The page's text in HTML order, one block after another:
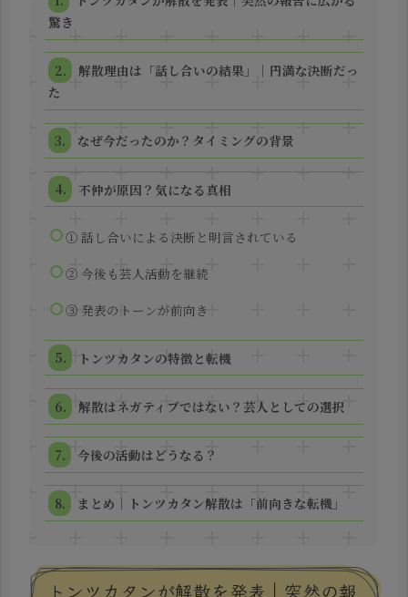
驚き
解散理由は「話し合いの結果」｜円満な決断だっ
た
なぜ今だったのか？タイミングの背景
不仲が原因？気になる真相
① 話し合いによる決断と明言されている
② 今後も芸人活動を継続
③ 発表のトーンが前向き
トンツカタンの特徴と転機
解散はネガティブではない？芸人としての選択
今後の活動はどうなる？
まとめ｜トンツカタン解散は「前向きな転機」
トンツカタンが解散を発表｜突然の報